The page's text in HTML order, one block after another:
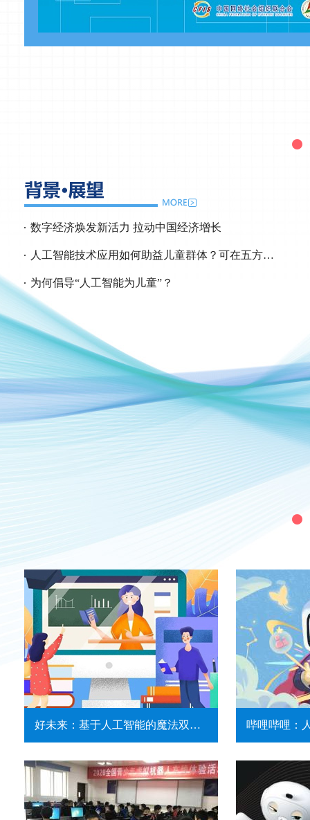
数字经济焕发新活力 拉动中国经济增长
人工智能技术应用如何助益儿童群体？可在五方面发力
为何倡导“人工智能为儿童”？
好未来：基于人工智能的魔法双师AI课堂